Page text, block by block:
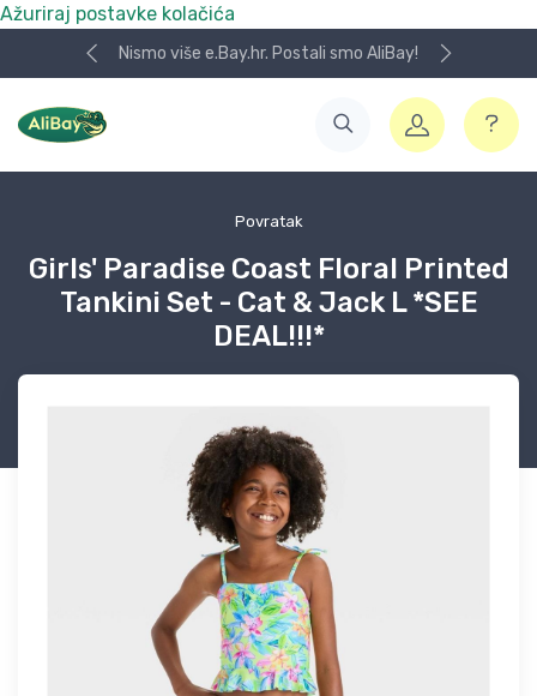
Ažuriraj postavke kolačića
Nismo više e.Bay.hr. Postali smo AliBay!
Povratak
Girls' Paradise Coast Floral Printed
Tankini Set - Cat & Jack L *SEE
DEAL!!!*